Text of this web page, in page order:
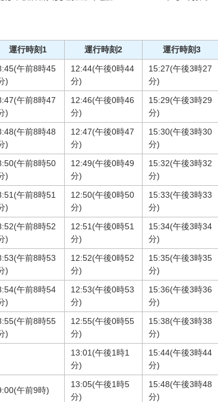
運行時刻1 運行時刻2
運行時刻3
午前8時45
)
12:44(午後0時44
分)
15:27(午後3時27
分)
午前8時47
)
12:46(午後0時46
分)
15:29(午後3時29
分)
午前8時48
)
12:47(午後0時47
分)
15:30(午後3時30
分)
午前8時50
)
12:49(午後0時49
分)
15:32(午後3時32
分)
午前8時51
)
12:50(午後0時50
分)
15:33(午後3時33
分)
午前8時52
)
12:51(午後0時51
分)
15:34(午後3時34
分)
午前8時53
)
12:52(午後0時52
分)
15:35(午後3時35
分)
午前8時54
)
12:53(午後0時53
分)
15:36(午後3時36
分)
午前8時55
)
12:55(午後0時55
分)
15:38(午後3時38
分)
13:01(午後1時1
分)
15:44(午後3時44
分)
午前9時)
13:05(午後1時5
分)
15:48(午後3時48
分)